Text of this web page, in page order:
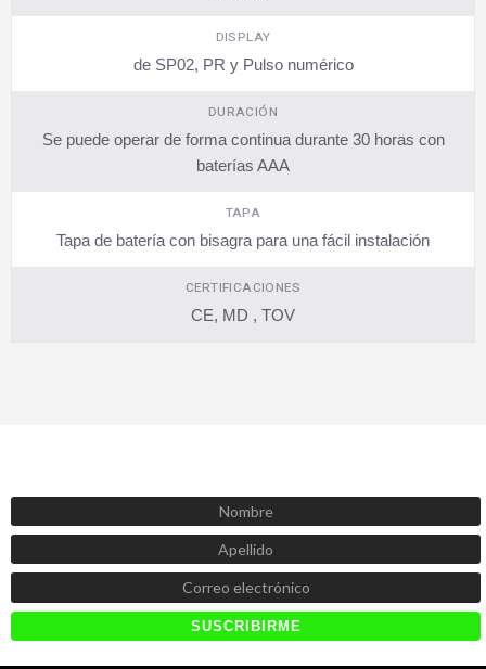
DISPLAY
de SP02, PR y Pulso numérico
DURACIÓN
Se puede operar de forma continua durante 30 horas con
baterías AAA
TAPA
Tapa de batería con bisagra para una fácil instalación
CERTIFICACIONES
CE, MD , TOV